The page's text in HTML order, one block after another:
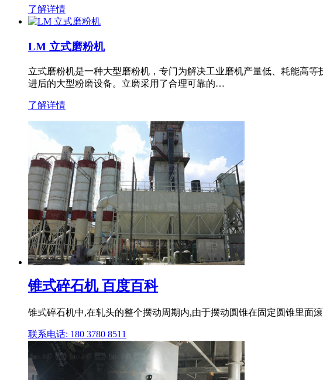
了解详情
LM 立式磨粉机
立式磨粉机是一种大型磨粉机，专门为解决工业磨机产量低、耗能高
进后的大型粉磨设备。立磨采用了合理可靠的…
了解详情
锥式碎石机 百度百科
锥式碎石机中,在轧头的整个摆动周期内,由于摆动圆锥在固定圆锥里面
联系电话: 180 3780 8511